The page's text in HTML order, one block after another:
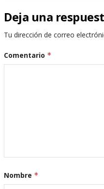
Deja una
Tu dirección de correo
Comentario *
Nombre *